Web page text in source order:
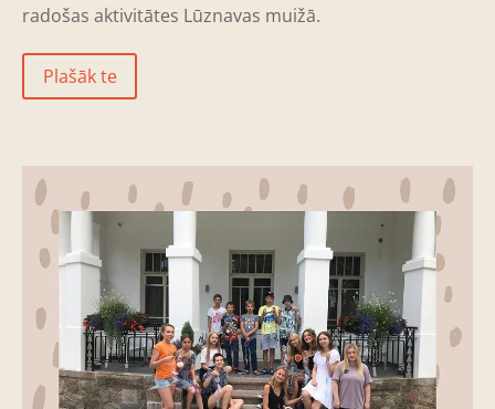
radošas aktivitātes Lūznavas muižā.
Plašāk te